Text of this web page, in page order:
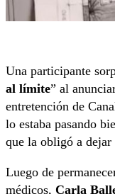
Una participante
al límite” al
entretención de
lo estaba pasando
que la obligó a dejar
Luego de
médicos, Carla